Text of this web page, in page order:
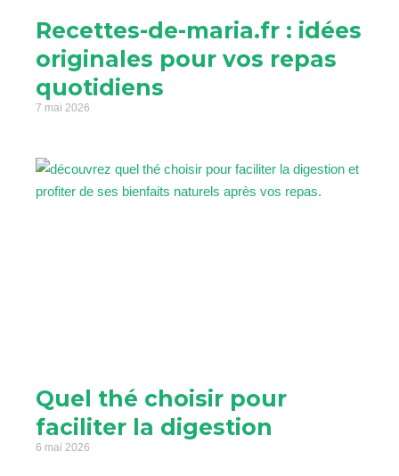
Recettes-de-maria.fr : idées
originales pour vos repas
quotidiens
7 mai 2026
Quel thé choisir pour
faciliter la digestion
6 mai 2026